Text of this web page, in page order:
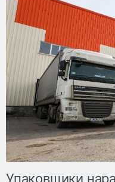
Упаковщики